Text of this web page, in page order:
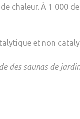
chaleur. À 1 000
et non
des saunas de